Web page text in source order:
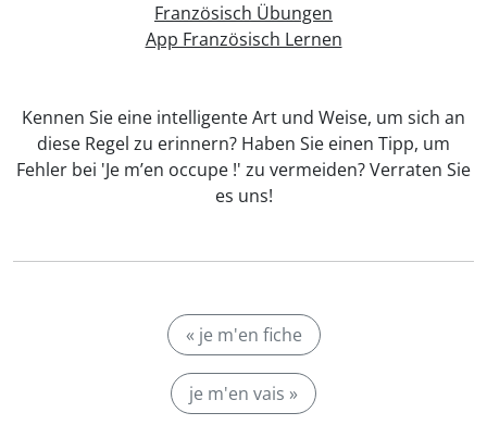
Französisch Übungen
App Französisch Lernen
Kennen Sie eine intelligente Art und Weise, um sich an
diese Regel zu erinnern? Haben Sie einen Tipp, um
Fehler bei 'Je m’en occupe !' zu vermeiden? Verraten Sie
es uns!
« je m'en fiche
je m'en vais »